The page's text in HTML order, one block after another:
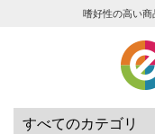
嗜好性の高い商